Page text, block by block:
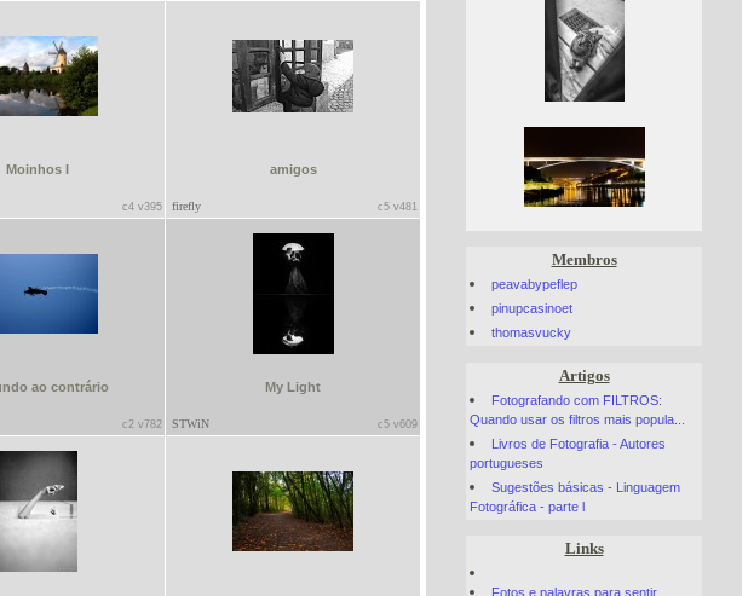
Moinhos I
c4 v395
amigos
firefly c5 v481
ao contrário
c2 v782
My Light
STWiN c5 v609
Membros
peavabypeflep
pinupcasinoet
thomasvucky
Artigos
Fotografando com FILTROS:
Quando usar os filtros mais popula...
Livros de Fotografia - Autores
portugueses
Sugestões básicas - Linguagem
Fotográfica - parte l
Links
Fotos e palavras para sentir...